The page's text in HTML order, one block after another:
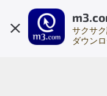
サクサ
ダウン